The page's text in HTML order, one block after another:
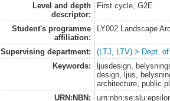
Level and depth
descriptor:
First cycle, G2E
Student's programme
affiliation:
LY002 Landscape
Supervising department:
(LTJ, LTV) > Dept.
Keywords:
ljusdesign,
design, ljus,
architecture, public
URN:NBN: